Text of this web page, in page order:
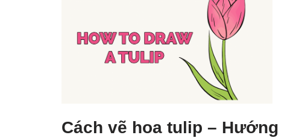
Cách vẽ hoa tulip – Hướng